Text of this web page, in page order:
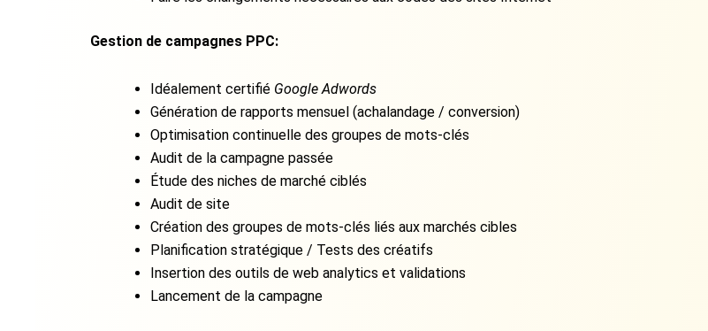
Gestion de campagnes PPC:
Idéalement certifié Google Adwords
Génération de rapports mensuel (achalandage / conversion)
Optimisation continuelle des groupes de mots-clés
Audit de la campagne passée
Étude des niches de marché ciblés
Audit de site
Création des groupes de mots-clés liés aux marchés cibles
Planification stratégique / Tests des créatifs
Insertion des outils de web analytics et validations
Lancement de la campagne